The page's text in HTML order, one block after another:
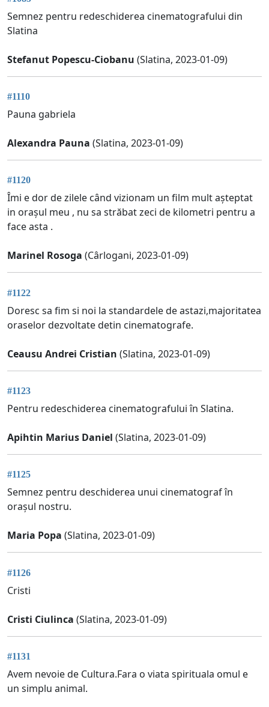
Semnez pentru redeschiderea cinematografului din
Slatina
Stefanut Popescu-Ciobanu (Slatina, 2023-01-09)
#1110
Pauna gabriela
Alexandra Pauna (Slatina, 2023-01-09)
#1120
Îmi e dor de zilele când vizionam un film mult așteptat
in orașul meu , nu sa străbat zeci de kilometri pentru a
face asta .
Marinel Rosoga (Cârlogani, 2023-01-09)
#1122
Doresc sa fim si noi la standardele de astazi,majoritatea
oraselor dezvoltate detin cinematografe.
Ceausu Andrei Cristian (Slatina, 2023-01-09)
#1123
Pentru redeschiderea cinematografului în Slatina.
Apihtin Marius Daniel (Slatina, 2023-01-09)
#1125
Semnez pentru deschiderea unui cinematograf în
orașul nostru.
Maria Popa (Slatina, 2023-01-09)
#1126
Cristi
Cristi Ciulinca (Slatina, 2023-01-09)
#1131
Avem nevoie de Cultura.Fara o viata spirituala omul e
un simplu animal.